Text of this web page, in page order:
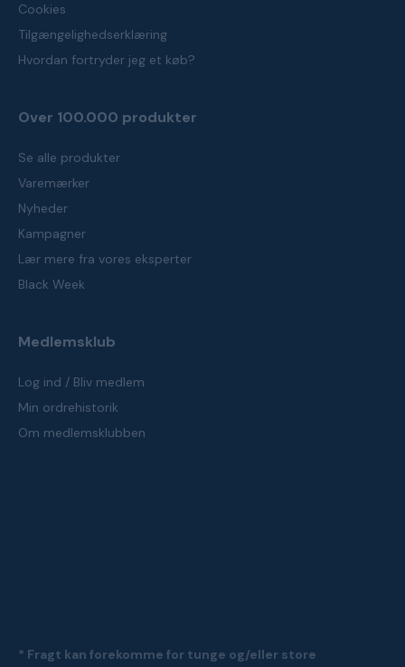
Cookies
Tilgængelighedserklæring
Hvordan fortryder jeg et køb?
Over 100.000 produkter
Se alle produkter
Varemærker
Nyheder
Kampagner
Lær mere fra vores eksperter
Black Week
Medlemsklub
Log ind / Bliv medlem
Min ordrehistorik
Om medlemsklubben
* Fragt kan forekomme for tunge og/eller store